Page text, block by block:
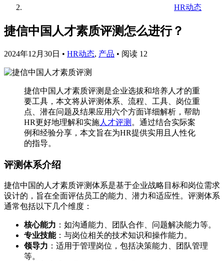
HR动态
捷信中国人才素质评测怎么进行？
2024年12月30日 • HR动态, 产品 • 阅读 12
捷信中国人才素质评测是企业选拔和培养人才的重
要工具，本文将从评测体系、流程、工具、岗位重
点、潜在问题及结果应用六个方面详细解析，帮助
HR更好地理解和实施人才评测 。通过结合实际案
例和经验分享，本文旨在为HR提供实用且人性化
的指导。
评测体系介绍
捷信中国的人才素质评测体系是基于企业战略目标和岗位需求
设计的，旨在全面评估员工的能力、潜力和适应性。评测体系
通常包括以下几个维度：
核心能力 ：如沟通能力、团队合作、问题解决能力等。
专业技能：与岗位相关的技术知识和操作能力。
领导力 ：适用于管理岗位，包括决策能力、团队管理
等。